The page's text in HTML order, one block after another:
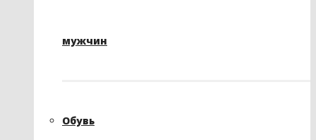
мужчин
Обувь